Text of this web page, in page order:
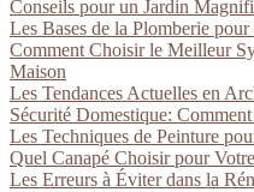
Conseils pour un Jardin
Les Bases de la Plomberie pour
Comment Choisir le Meilleur
Maison
Les Tendances Actuelles en
Sécurité Domestique:
Les Techniques de Peinture
Quel Canapé Choisir pour
Les Erreurs à Éviter dans la